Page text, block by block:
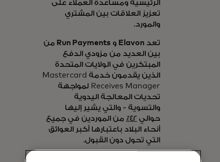
الرئيسية ومساعدة العملاء على
تعزيز العلاقات بين المشتري
والمورد.
تعد Elavon و Run Payments من
بين العديد من مزودي الدفع
المبتكرين في الولايات المتحدة
الذين يقدمون خدمة Mastercard
Receives Manager لمواجهة
تحديات المعالجة اليدوية
والتسوية - والتي يشير إليها
حوالي 42٪
من الموردين في جميع
أنحاء البلاد باعتبارها أكبر العوائق
التي تحول دون القبول.